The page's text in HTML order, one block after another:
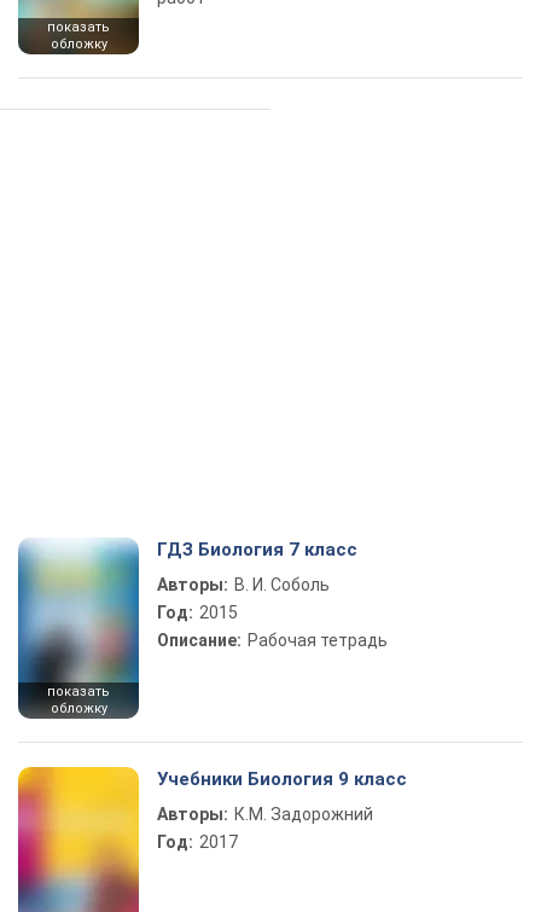
показать
обложку
показать
обложку
ГДЗ Биология 7 класс
Авторы: В. И. Соболь
Год: 2015
Описание: Рабочая тетрадь
Учебники Биология 9 класс
Авторы: К.М. Задорожний
Год: 2017